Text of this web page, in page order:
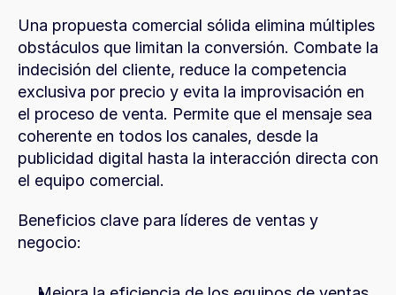
Una propuesta comercial sólida elimina múltiples
obstáculos que limitan la conversión. Combate la
indecisión del cliente, reduce la competencia
exclusiva por precio y evita la improvisación en
el proceso de venta. Permite que el mensaje sea
coherente en todos los canales, desde la
publicidad digital hasta la interacción directa con
el equipo comercial.
Beneficios clave para líderes de ventas y
negocio: